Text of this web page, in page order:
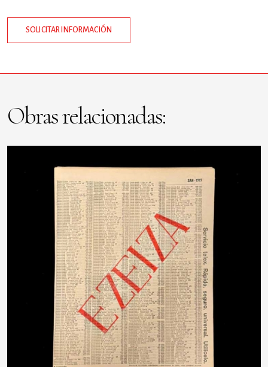
SOLICITAR INFORMACIÓN
Obras relacionadas: